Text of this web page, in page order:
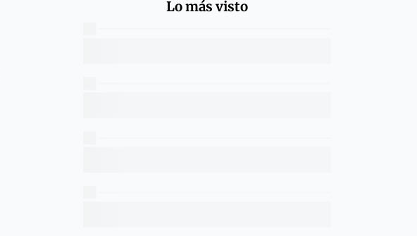
Lo más visto